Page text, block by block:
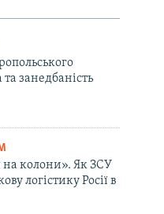
занедбаність
колони». Як ЗСУ
логістику Росії в